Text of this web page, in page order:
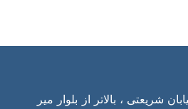
شریعتی ، بالاتر از بلوار میر